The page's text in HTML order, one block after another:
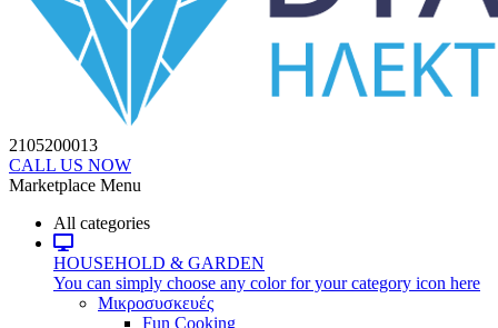
2105200013
CALL US NOW
Marketplace Menu
All categories
HOUSEHOLD & GARDEN
You can simply choose any color for your category icon here
Μικροσυσκευές
Fun Cooking